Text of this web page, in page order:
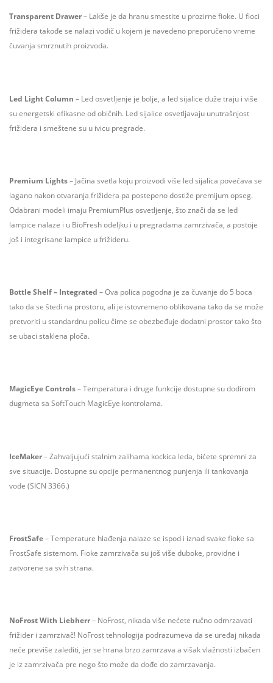
Transparent Drawer– Lakše je da hranu smestite u prozirne fioke. U fioci
frižidera takođe se nalazi vodič u kojem je navedeno preporučeno vreme
čuvanja smrznutih proizvoda.
Led Light Column – Led osvetljenje je bolje, a led sijalice duže traju i više
su energetski efikasne od običnih. Led sijalice osvetljavaju unutrašnjost
frižidera i smeštene su u ivicu pregrade.
Premium Lights– Jačina svetla koju proizvodi više led sijalica povećava se
lagano nakon otvaranja frižidera pa postepeno dostiže premijum opseg.
Odabrani modeli imaju PremiumPlus osvetljenje, što znači da se led
lampice nalaze i u BioFresh odeljku i u pregradama zamrzivača, a postoje
još i integrisane lampice u frižideru.
Bottle Shelf – Integrated – Ova polica pogodna je za čuvanje do 5 boca
tako da se štedi na prostoru, ali je istovremeno oblikovana tako da se može
pretvoriti u standardnu policu čime se obezbeđuje dodatni prostor tako što
se ubaci staklena ploča.
MagicEye Controls– Temperatura i druge funkcije dostupne su dodirom
dugmeta sa SoftTouch MagicEye kontrolama.
IceMaker– Zahvaljujući stalnim zalihama kockica leda, bićete spremni za
sve situacije. Dostupne su opcije permanentnog punjenja ili tankovanja
vode (SICN 3366.)
FrostSafe– Temperature hlađenja nalaze se ispod i iznad svake fioke sa
FrostSafe sistemom. Fioke zamrzivača su još više duboke, providne i
zatvorene sa svih strana.
NoFrost With Liebherr– NoFrost, nikada više nećete ručno odmrzavati
frižider i zamrzivač! NoFrost tehnologija podrazumeva da se uređaj nikada
neće previše zalediti, jer se hrana brzo zamrzava a višak vlažnosti izbačen
je iz zamrzivača pre nego što može da dođe do zamrzavanja.